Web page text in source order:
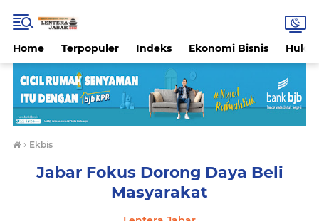
Home Terpopuler Indeks Ekonomi Bisnis
› Ekbis
Jabar Fokus Dorong Daya Beli
Masyarakat